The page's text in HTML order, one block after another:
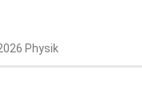
Physik